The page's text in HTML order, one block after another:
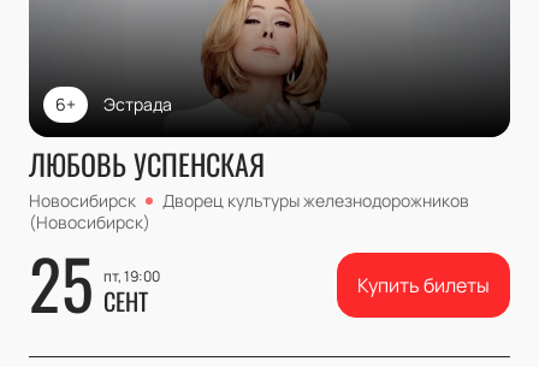
Эстрада
6+
ЛЮБОВЬ УСПЕНСКАЯ
Новосибирск
Дворец культуры железнодорожников
(Новосибирск)
25 пт, 19:00
СЕНТ Купить билеты